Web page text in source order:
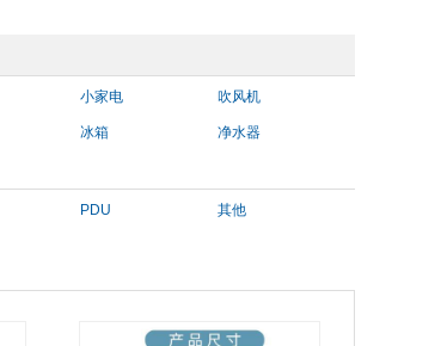
小家电 吹风机
冰箱 净水器
PDU 其他